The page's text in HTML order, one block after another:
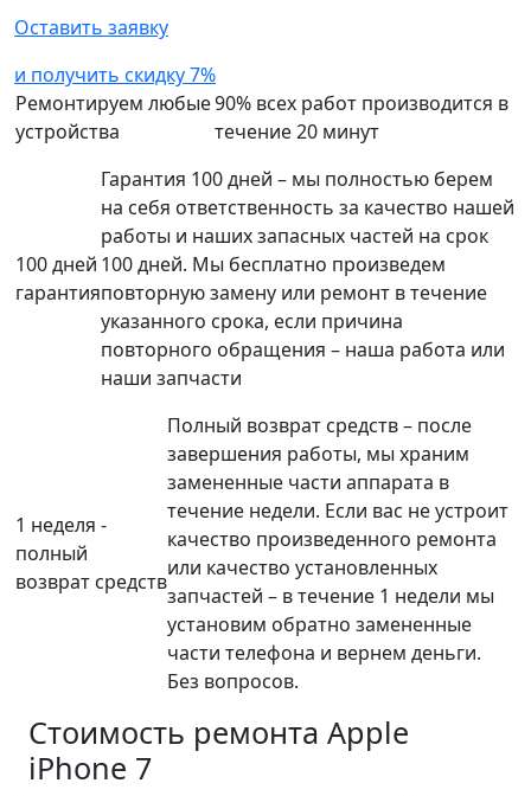
Оставить заявку
и получить скидку 7%
Ремонтируем любые
устройства
90% всех работ производится в
течение 20 минут
100 дней
гарантия
Гарантия 100 дней – мы полностью берем
на себя ответственность за качество нашей
работы и наших запасных частей на срок
100 дней. Мы бесплатно произведем
повторную замену или ремонт в течение
указанного срока, если причина
повторного обращения – наша работа или
наши запчасти
1 неделя -
полный
возврат средств
Полный возврат средств – после
завершения работы, мы храним
замененные части аппарата в
течение недели. Если вас не устроит
качество произведенного ремонта
или качество установленных
запчастей – в течение 1 недели мы
установим обратно замененные
части телефона и вернем деньги.
Без вопросов.
Стоимость ремонта Apple
iPhone 7